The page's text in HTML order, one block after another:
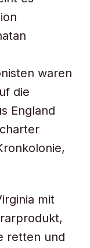
waren
die
England
mit
retten und